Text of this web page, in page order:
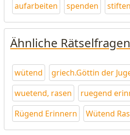
aufarbeiten spenden stiften
Ähnliche Rätselfragen
wütend
griech.Göttin der
wuetend, rasen
ruegend
Rügend Erinnern
Wütend